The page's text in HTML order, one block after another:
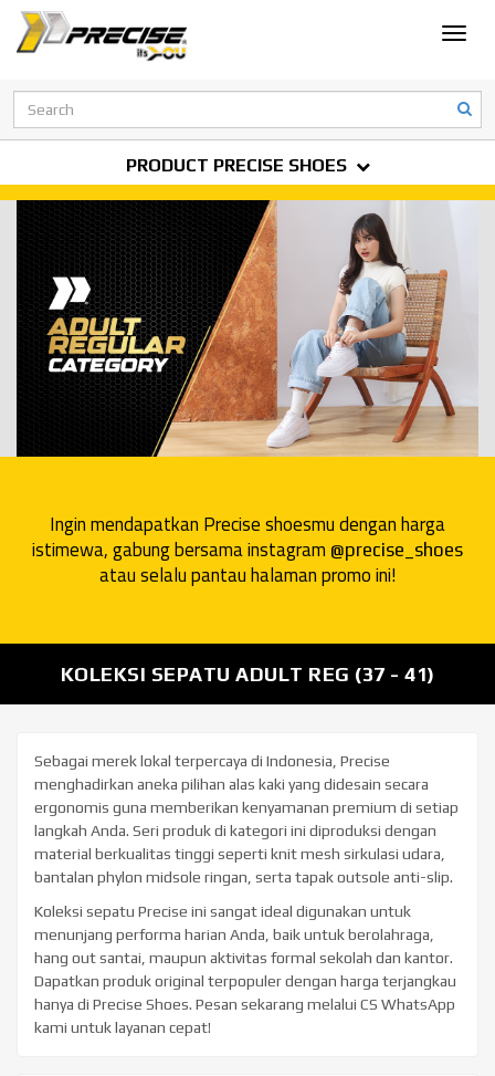
Toggle
PRODUCT PRECISE SHOES
Ingin mendapatkan Precise shoesmu dengan harga
istimewa, gabung bersama instagram @precise_shoes
atau selalu pantau halaman promo ini!
KOLEKSI SEPATU ADULT REG (37 - 41)
Sebagai merek lokal terpercaya di Indonesia, Precise
menghadirkan aneka pilihan alas kaki yang didesain secara
ergonomis guna memberikan kenyamanan premium di setiap
langkah Anda. Seri produk di kategori ini diproduksi dengan
material berkualitas tinggi seperti knit mesh sirkulasi udara,
bantalan phylon midsole ringan, serta tapak outsole anti-slip.
Koleksi sepatu Precise ini sangat ideal digunakan untuk
menunjang performa harian Anda, baik untuk berolahraga,
hang out santai, maupun aktivitas formal sekolah dan kantor.
Dapatkan produk original terpopuler dengan harga terjangkau
hanya di Precise Shoes. Pesan sekarang melalui CS WhatsApp
kami untuk layanan cepat!